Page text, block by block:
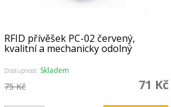
RFID přívěšek PC-02 červený,
kvalitní a mechanicky odolný
Dostupnost: Skladem
71 Kč
75 Kč